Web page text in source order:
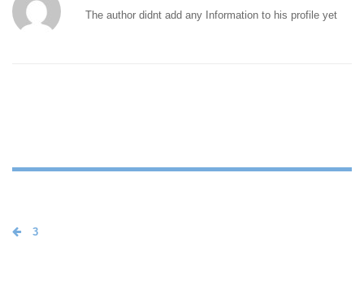
The author didnt add any Information to his profile yet
3